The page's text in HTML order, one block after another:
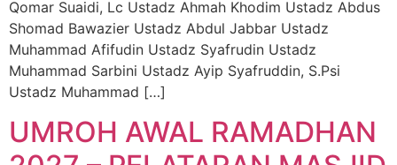
Qomar Suaidi, Lc Ustadz Ahmah Khodim Ustadz Abdus
Shomad Bawazier Ustadz Abdul Jabbar Ustadz
Muhammad Afifudin Ustadz Syafrudin Ustadz
Muhammad Sarbini Ustadz Ayip Syafruddin, S.Psi
Ustadz Muhammad […]
UMROH AWAL RAMADHAN